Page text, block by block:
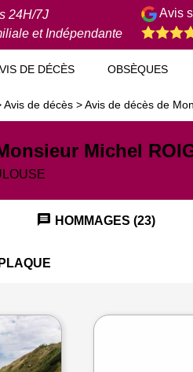
24H/7J
et Indépendante
Avis
DE DÉCÈS OBSÈQUES
Avis de décès >Avis de décès de
Michel
HOMMAGES (23)